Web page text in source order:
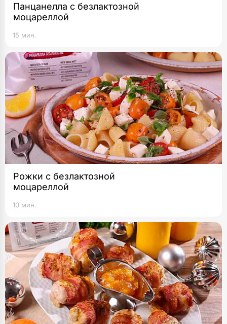
Панцанелла с безлактозной
моцареллой
15 мин.
Рожки с безлактозной
моцареллой
10 мин.